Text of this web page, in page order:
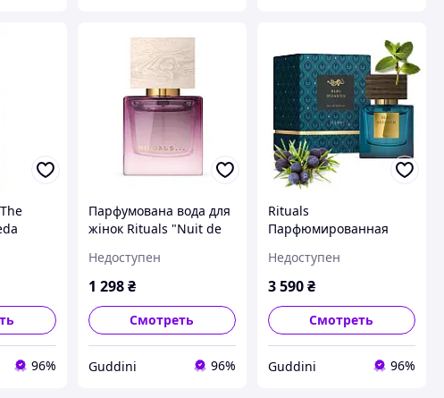
96%
Парфумована вода для
жінок Rituals "Nuit de
Parfum 15 ml
Недоступен
1 298 ₴
Смотреть
Guddini 96%
Rituals
Парфюмированная
Rituals Bleu Byzantin
Eau de Parfum, 50 ml
Недоступен
3 590₴
Смотреть
Guddini 96%